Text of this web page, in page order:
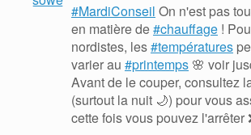
#MardiConseil On n'est pas
en matière de#chauffage !
nordistes, les#températures
varier au #printemps 🌸 voir
Avant de le couper, consultez
(surtout la nuit 🌙) pour vous
cette fois vous pouvez l'arrêter